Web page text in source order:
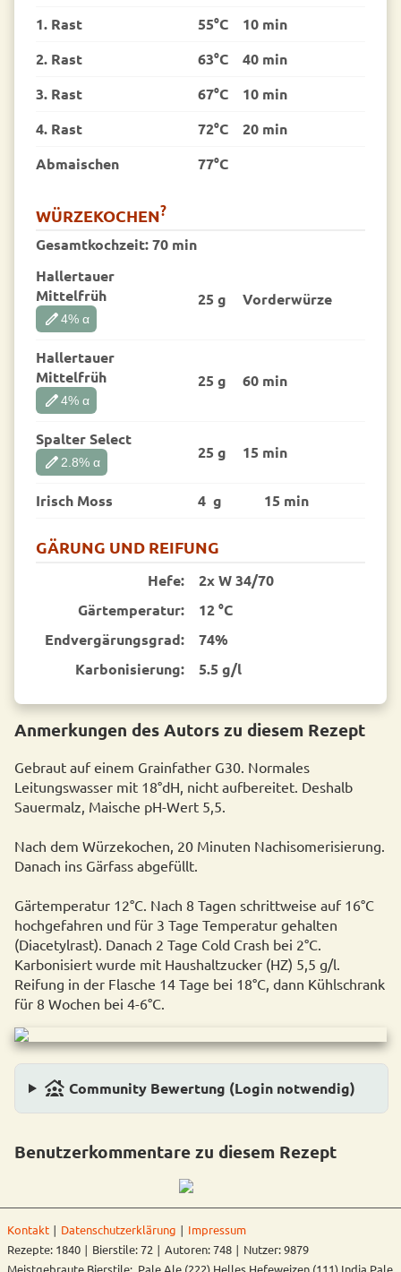
1. Rast
55°C
10 min
2. Rast
63°C
40 min
3. Rast
67°C
10 min
4. Rast
72°C
20 min
Abmaischen
77°C
WÜRZEKOCHEN?
Gesamtkochzeit:70 min
Hallertauer
Mittelfrüh
edit4% α
25 g Vorder­würze
Hallertauer
Mittelfrüh
edit4% α
25 g 60 min
Spalter Select
edit 2.8% α
25 g 15 min
Irisch Moss 4 g 15 min
GÄRUNG UND REIFUNG
Hefe:
2x W 34/70
Gärtemperatur:
12 °C
End­vergärungsgrad:
74%
Karbonisierung:
5.5 g/l
Anmerkungen des Autors zu diesem Rezept
Gebraut auf einem Grainfather G30. Normales
Leitungswasser mit 18°dH, nicht aufbereitet. Deshalb
Sauermalz, Maische pH-Wert 5,5.
Nach dem Würzekochen, 20 Minuten Nachisomerisierung.
Danach ins Gärfass abgefüllt.
Gärtemperatur 12°C. Nach 8 Tagen schrittweise auf 16°C
hochgefahren und für 3 Tage Temperatur gehalten
(Diacetylrast). Danach 2 Tage Cold Crash bei 2°C.
Karbonisiert wurde mit Haushaltzucker (HZ) 5,5 g/l.
Reifung in der Flasche 14 Tage bei 18°C, dann Kühlschrank
für 8 Wochen bei 4-6°C.
family_group Community Bewertung (Login notwendig)
Benutzerkommentare zu diesem Rezept
Kontakt ∣ Datenschutzerklärung ∣ Impressum
Rezepte: 1840 ∣ Bierstile: 72 ∣ Autoren: 748 ∣ Nutzer: 9879
Meistgebraute Bierstile: Pale Ale (222) Helles Hefeweizen (111) India Pale